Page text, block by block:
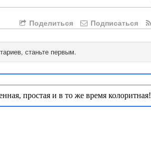
Подписаться
Поделиться
станьте первым.
простая и в то же время колоритная!